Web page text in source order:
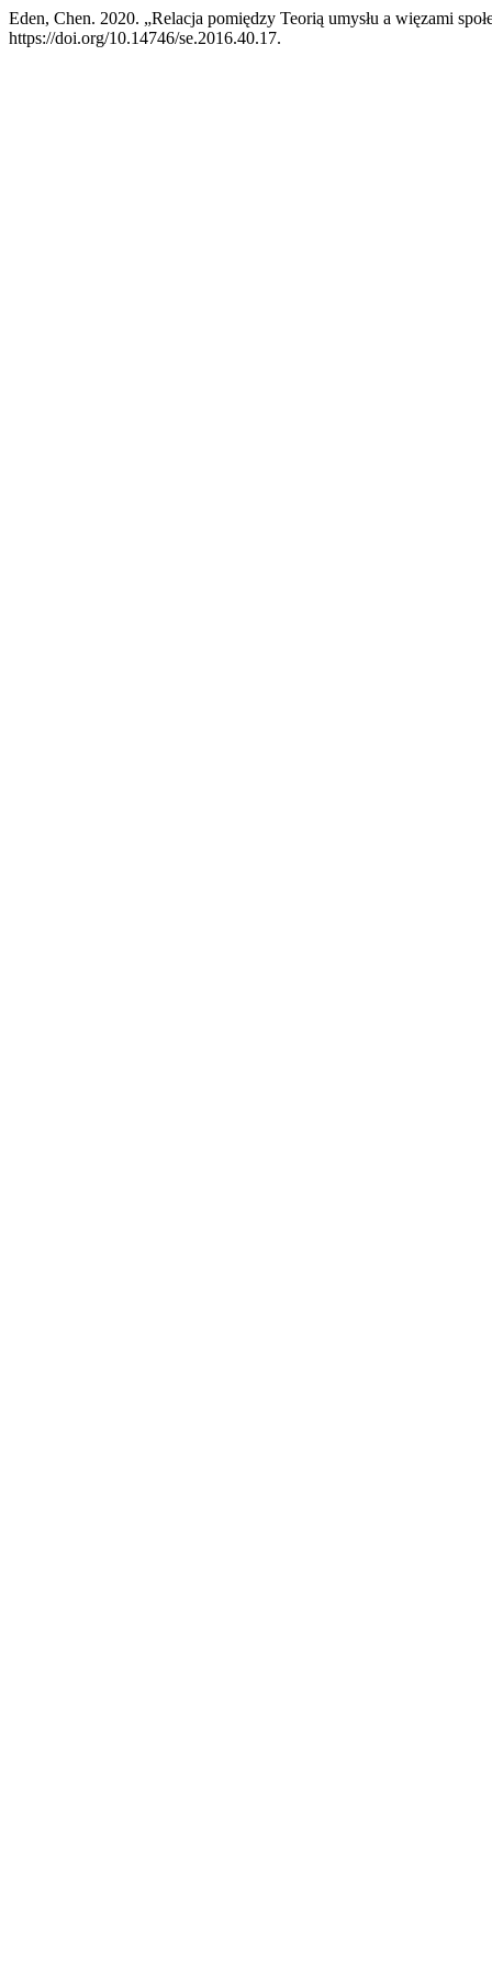
Eden, Chen. 2020. „Relacja pomiędzy Teorią umysłu a więzami
https://doi.org/10.14746/se.2016.40.17.